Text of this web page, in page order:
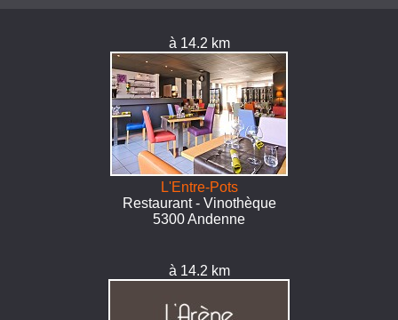
à 14.2 km
L'Entre-Pots
Restaurant - Vinothèque
5300 Andenne
à 14.2 km